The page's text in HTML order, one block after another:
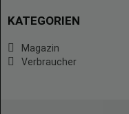
KATEGORIEN
Magazin
Verbraucher